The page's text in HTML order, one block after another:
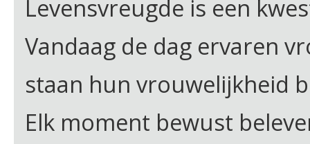
Levensvreugde is een
Vandaag de dag ervaren
staan hun vrouwelijkheid
Elk moment bewust